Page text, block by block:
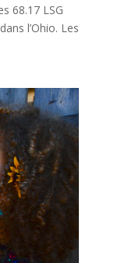
68.17 LSG
l’Ohio. Les